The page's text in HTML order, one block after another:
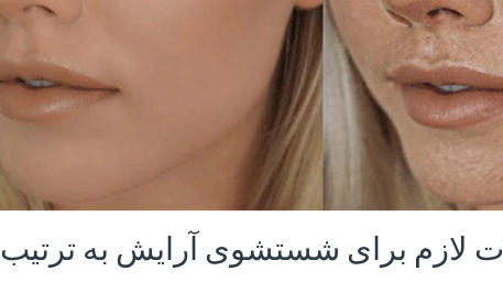
لازم برای شستشوی آرایش به ترتیب